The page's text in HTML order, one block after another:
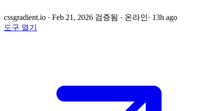
cssgradient.io · Feb 21, 2026 검증됨 · 온라인· 13h ago
도구 열기